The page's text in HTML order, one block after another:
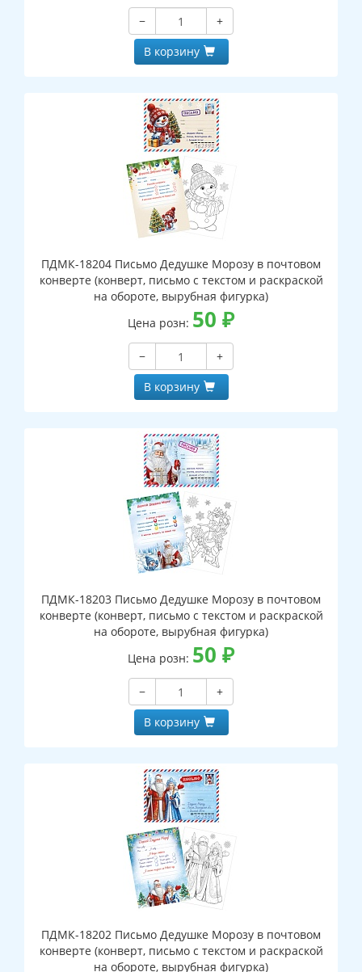
−
+
В корзину
ПДМК-18204 Письмо Дедушке Морозу в почтовом
конверте (конверт, письмо с текстом и раскраской
на обороте, вырубная фигурка)
Цена розн: 50 ₽
−
+
В корзину
ПДМК-18203 Письмо Дедушке Морозу в почтовом
конверте (конверт, письмо с текстом и раскраской
на обороте, вырубная фигурка)
Цена розн: 50 ₽
−
+
В корзину
ПДМК-18202 Письмо Дедушке Морозу в почтовом
конверте (конверт, письмо с текстом и раскраской
на обороте, вырубная фигурка)